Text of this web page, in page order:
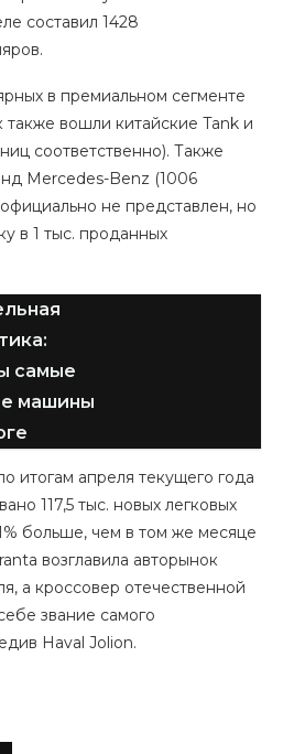
составил 1428
в премиальном сегменте
также вошли китайские Tank и
соответственно). Также
Mercedes-Benz (1006
не представлен, но
в 1 тыс. проданных
самые
машины
итогам апреля текущего года
117,5 тыс. новых легковых
больше, чем в том же месяце
возглавила авторынок
а кроссовер отечественной
звание самого
Haval Jolion.